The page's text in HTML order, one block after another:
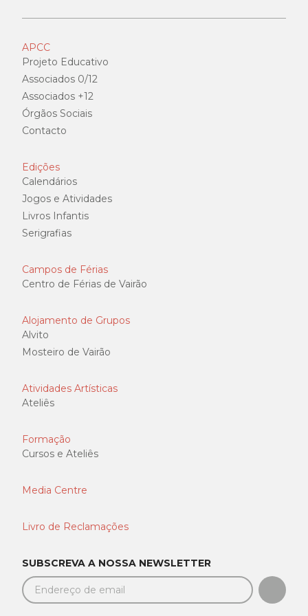
APCC
Projeto Educativo
Associados 0/12
Associados +12
Órgãos Sociais
Contacto
Edições
Calendários
Jogos e Atividades
Livros Infantis
Serigrafias
Campos de Férias
Centro de Férias de Vairão
Alojamento de Grupos
Alvito
Mosteiro de Vairão
Atividades Artísticas
Ateliês
Formação
Cursos e Ateliês
Media Centre
Livro de Reclamações
SUBSCREVA A NOSSA NEWSLETTER